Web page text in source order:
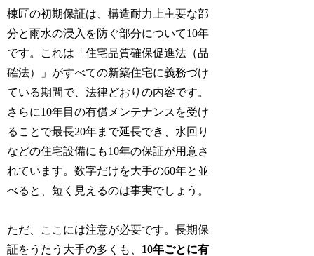
棟匠の初期保証は、構造耐力上主要な部
分と雨水の浸入を防ぐ部分について10年
です。これは「住宅品質確保促進法（品
確法）」がすべての新築住宅に義務づけ
ている期間で、法律どおりの内容です。
さらに10年目の有償メンテナンスを受け
ることで最長20年まで延長でき、水回り
などの住宅設備にも10年の保証が用意さ
れています。数字だけを大手の60年と並
べると、短く見えるのは事実でしょう。
ただ、ここには注意が必要です。長期保
証をうたう大手の多くも、 10年ごとに有